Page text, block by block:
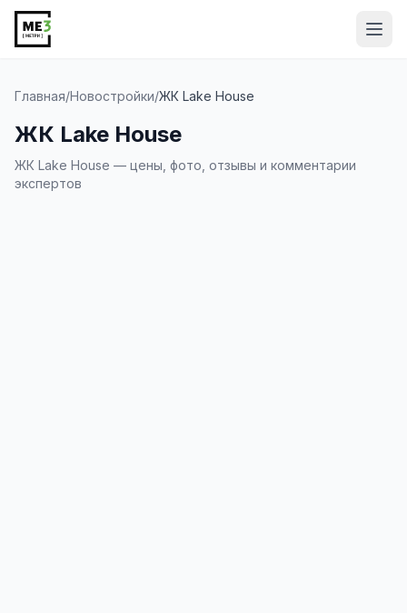
Главная/Новостройки/ЖК Lake House
ЖК Lake House
ЖК Lake House — цены, фото, отзывы и комментарии
экспертов